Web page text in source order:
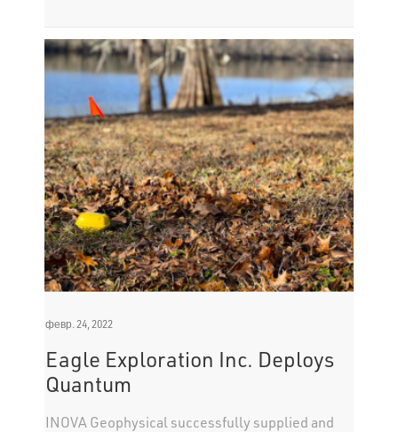
февр. 24, 2022
Eagle Exploration Inc. Deploys
Quantum
INOVA Geophysical successfully supplied and